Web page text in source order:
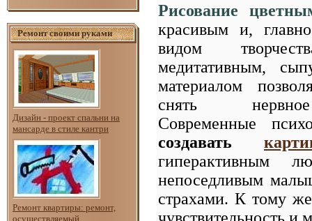
Ремонт своими руками
Дизайн - проект спальни на
мансарде в стиле кантри
Ремонт квартиры: ремонт,
осуществляемый
Рисование
красивым и,
видом
медитативным,
материалом
снять
Современные
создавать
гиперактивным
непоседливым
страхами. К тому